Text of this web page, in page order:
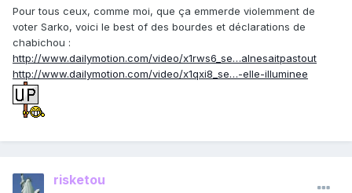
Pour tous ceux, comme moi, que ça emmerde violemment de
voter Sarko, voici le best of des bourdes et déclarations de
chabichou :
http://www.dailymotion.com/video/x1rws6_se…alnesaitpastout
http://www.dailymotion.com/video/x1qxi8_se…-elle-illuminee
risketou